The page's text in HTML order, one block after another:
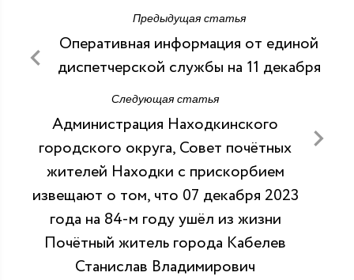
Предыдущая статья
Оперативная информация от единой
диспетчерской службы на 11 декабря
Следующая статья
Администрация Находкинского
городского округа, Совет почётных
жителей Находки с прискорбием
извещают о том, что 07 декабря 2023
года на 84-м году ушёл из жизни
Почётный житель города Кабелев
Станислав Владимирович